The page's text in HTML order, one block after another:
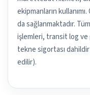
ekipmanların
da sağlanmaktadır.
işlemleri, transit log
tekne sigortası
edilir).